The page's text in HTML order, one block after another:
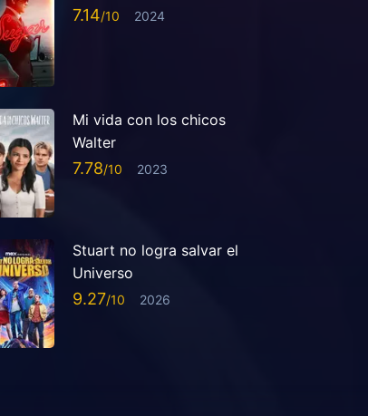
7.14 2024
Mi vida con los chicos
Walter
7.78 2023
Stuart no logra salvar el
Universo
9.27 2026